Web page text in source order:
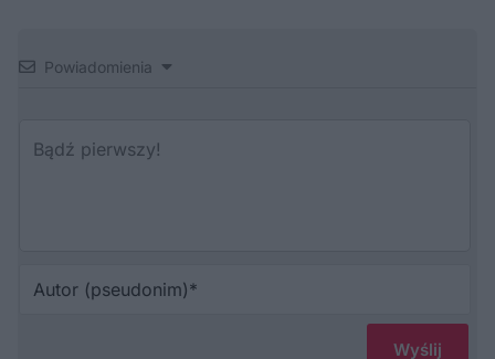
Powiadomienia